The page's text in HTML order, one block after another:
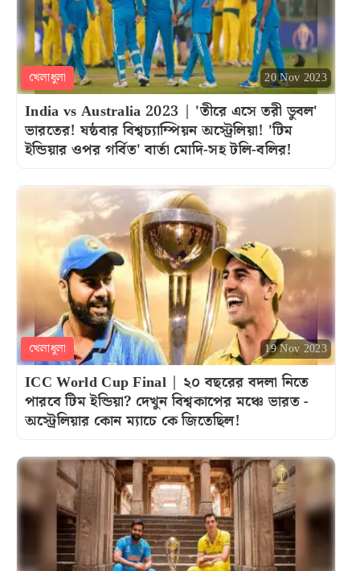
খেলাধুলা 20 Nov 2023
India vs Australia 2023 | 'তীরে এসে তরী ডুবল'
ভারতের! ষষ্ঠবার বিশ্বচ্যাম্পিয়ন অস্ট্রেলিয়া! 'টিম
ইন্ডিয়ার ওপর গর্বিত' বার্তা মোদি-সহ টলি-বলির!
খেলাধুলা 19 Nov 2023
ICC World Cup Final | ২০ বছরের বদলা নিতে
পারবে টিম ইন্ডিয়া? দেখুন বিশ্বকাপের মঞ্চে ভারত -
অস্ট্রেলিয়ার কোন ম্যাচে কে জিতেছিল!